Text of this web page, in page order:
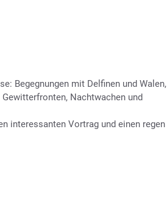
Begegnungen mit Delfinen und Walen,
Nachtwachen und
interessanten Vortrag und einen regen